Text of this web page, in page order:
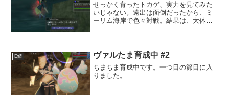
せっかく育ったトカゲ、実力を見てみた
いじゃない。遠出は面倒だったから、ミ
ーリム海岸で色々対戦。結果は、大体楽
海中散策。BBかけたつも...
E鯖 ヴァルたま育成中 #2
ちまちま育成中です。一つ目の節目に入
りました。